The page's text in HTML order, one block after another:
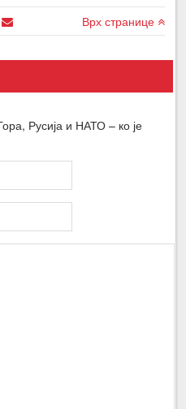
Врх странице
Русија и НАТО – ко је